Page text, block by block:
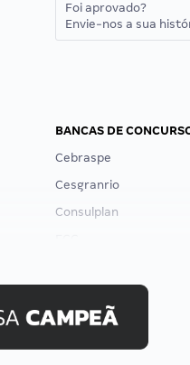
Foi aprovado?
Envie-nos a sua
BANCAS DE
Cebraspe
Cesgranrio
Consulplan
Selecon
Uniase